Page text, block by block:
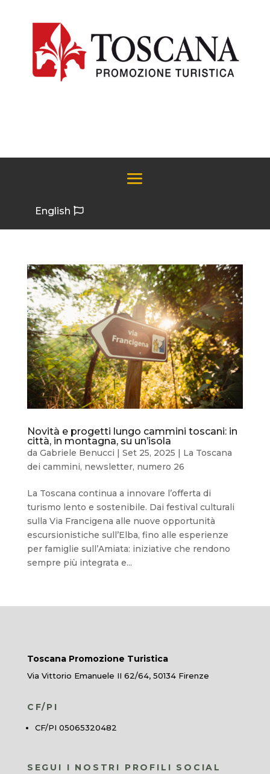
English
Novità e progetti lungo cammini toscani: in
città, in montagna, su un’isola
da Gabriele Benucci | Set 25, 2025 | La Toscana
dei cammini, newsletter, numero 26
La Toscana continua a innovare l’offerta di
turismo lento e sostenibile. Dai festival culturali
sulla Via Francigena alle nuove opportunità
escursionistiche sull’Elba, fino alle esperienze
per famiglie sull’Amiata: iniziative che rendono
sempre più integrata e...
Toscana Promozione Turistica
Via Vittorio Emanuele II 62/64, 50134 Firenze
CF/PI
CF/PI 05065320482
SEGUI I NOSTRI PROFILI SOCIAL